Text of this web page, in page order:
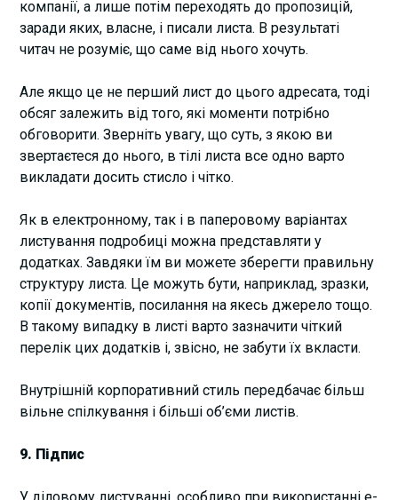
компанії, а лише потім переходять до пропозицій,
заради яких, власне, і писали листа. В результаті
читач не розуміє, що саме від нього хочуть.
Але якщо це не перший лист до цього адресата, тоді
обсяг залежить від того, які моменти потрібно
обговорити. Зверніть увагу, що суть, з якою ви
звертаєтеся до нього, в тілі листа все одно варто
викладати досить стисло і чітко.
Як в електронному, так і в паперовому варіантах
листування подробиці можна представляти у
додатках. Завдяки їм ви можете зберегти правильну
структуру листа. Це можуть бути, наприклад, зразки,
копії документів, посилання на якесь джерело тощо.
В такому випадку в листі варто зазначити чіткий
перелік цих додатків і, звісно, не забути їх вкласти.
Внутрішній корпоративний стиль передбачає більш
вільне спілкування і більші об’єми листів.
9. Підпис
У діловому листуванні, особливо при використанні e-